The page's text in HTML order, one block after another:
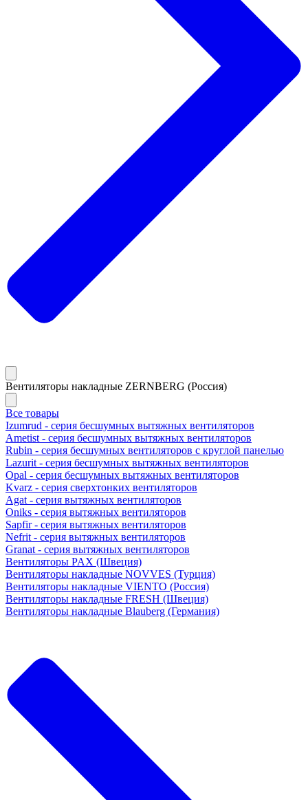
Вентиляторы накладные ZERNBERG (Россия)
Все товары
Izumrud - серия бесшумных вытяжных вентиляторов
Ametist - серия бесшумных вытяжных вентиляторов
Rubin - серия бесшумных вентиляторов с круглой панелью
Lazurit - серия бесшумных вытяжных вентиляторов
Opal - серия бесшумных вытяжных вентиляторов
Kvarz - серия сверхтонких вентиляторов
Agat - серия вытяжных вентиляторов
Oniks - серия вытяжных вентиляторов
Sapfir - серия вытяжных вентиляторов
Nefrit - серия вытяжных вентиляторов
Granat - серия вытяжных вентиляторов
Вентиляторы PAX (Швеция)
Вентиляторы накладные NOVVES (Турция)
Вентиляторы накладные VIENTO (Россия)
Вентиляторы накладные FRESH (Швеция)
Вентиляторы накладные Blauberg (Германия)